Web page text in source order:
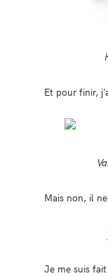
Et pour finir,
Mais non, il
Je me suis